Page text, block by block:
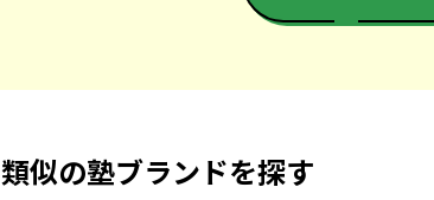
類似の塾ブランドを探す